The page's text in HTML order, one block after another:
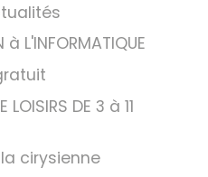
à L'INFORMATIQUE
LOISIRS DE 3 à 11
cirysienne